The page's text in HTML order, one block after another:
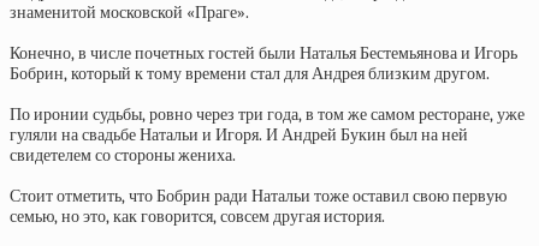
знаменитой московской «Праге».
Конечно, в числе почетных гостей были Наталья Бестемьянова и Игорь
Бобрин, который к тому времени стал для Андрея близким другом.
По иронии судьбы, ровно через три года, в том же самом ресторане, уже
гуляли на свадьбе Натальи и Игоря. И Андрей Букин был на ней
свидетелем со стороны жениха.
Стоит отметить, что Бобрин ради Натальи тоже оставил свою первую
семью, но это, как говорится, совсем другая история.